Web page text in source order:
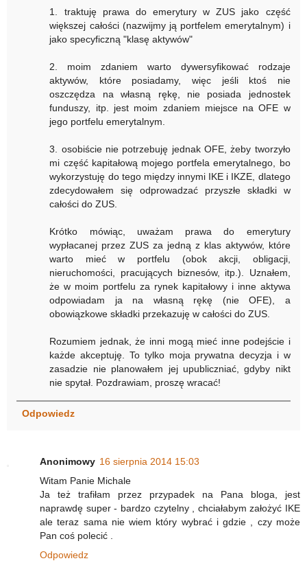
1. traktuję prawa do emerytury w ZUS jako część
większej całości (nazwijmy ją portfelem emerytalnym) i
jako specyficzną "klasę aktywów"
2. moim zdaniem warto dywersyfikować rodzaje
aktywów, które posiadamy, więc jeśli ktoś nie
oszczędza na własną rękę, nie posiada jednostek
funduszy, itp. jest moim zdaniem miejsce na OFE w
jego portfelu emerytalnym.
3. osobiście nie potrzebuję jednak OFE, żeby tworzyło
mi część kapitałową mojego portfela emerytalnego, bo
wykorzystuję do tego między innymi IKE i IKZE, dlatego
zdecydowałem się odprowadzać przyszłe składki w
całości do ZUS.
Krótko mówiąc, uważam prawa do emerytury
wypłacanej przez ZUS za jedną z klas aktywów, które
warto mieć w portfelu (obok akcji, obligacji,
nieruchomości, pracujących biznesów, itp.). Uznałem,
że w moim portfelu za rynek kapitałowy i inne aktywa
odpowiadam ja na własną rękę (nie OFE), a
obowiązkowe składki przekazuję w całości do ZUS.
Rozumiem jednak, że inni mogą mieć inne podejście i
każde akceptuję. To tylko moja prywatna decyzja i w
zasadzie nie planowałem jej upubliczniać, gdyby nikt
nie spytał. Pozdrawiam, proszę wracać!
Odpowiedz
Anonimowy 16 sierpnia 2014 15:03
Witam Panie Michale
Ja też trafiłam przez przypadek na Pana bloga, jest
naprawdę super - bardzo czytelny , chciałabym założyć IKE
ale teraz sama nie wiem który wybrać i gdzie , czy może
Pan coś polecić .
Odpowiedz